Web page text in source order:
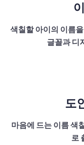
색칠할 아이의 이름
글꼴과 디
도
마음에 드는 이름 색
로